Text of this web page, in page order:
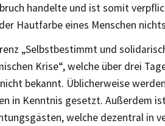
handelte und ist somit
Hautfarbe eines Menschen
„Selbstbestimmt und
Krise“, welche über drei
bekannt. Üblicherweise
in Kenntnis gesetzt. Außerdem
welche dezentral in